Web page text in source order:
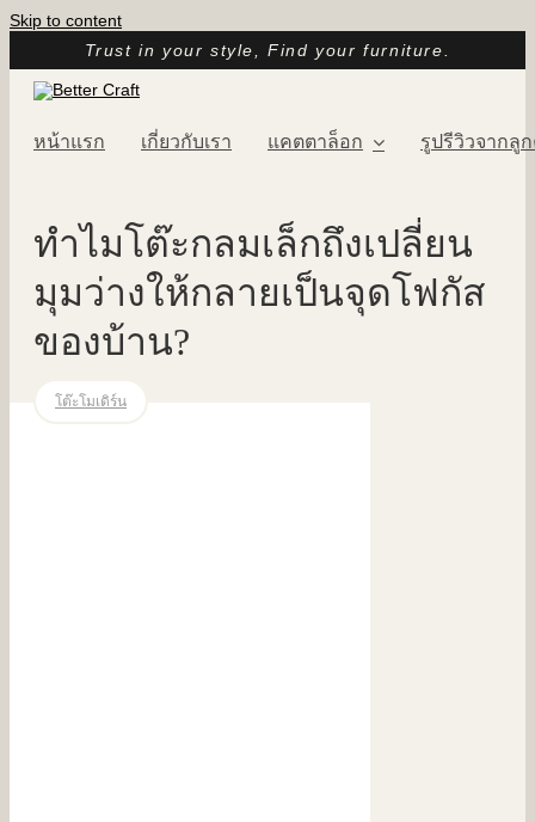
Skip to content
Trust in your style, Find your furniture.
หน้าแรก เกี่ยวกับเรา แคตตาล็อก รูปรีวิวจากลู
ทำไมโต๊ะกลมเล็กถึงเปลี่ยน
มุมว่างให้กลายเป็นจุดโฟกัส
ของบ้าน?
โต๊ะโมเดิร์น